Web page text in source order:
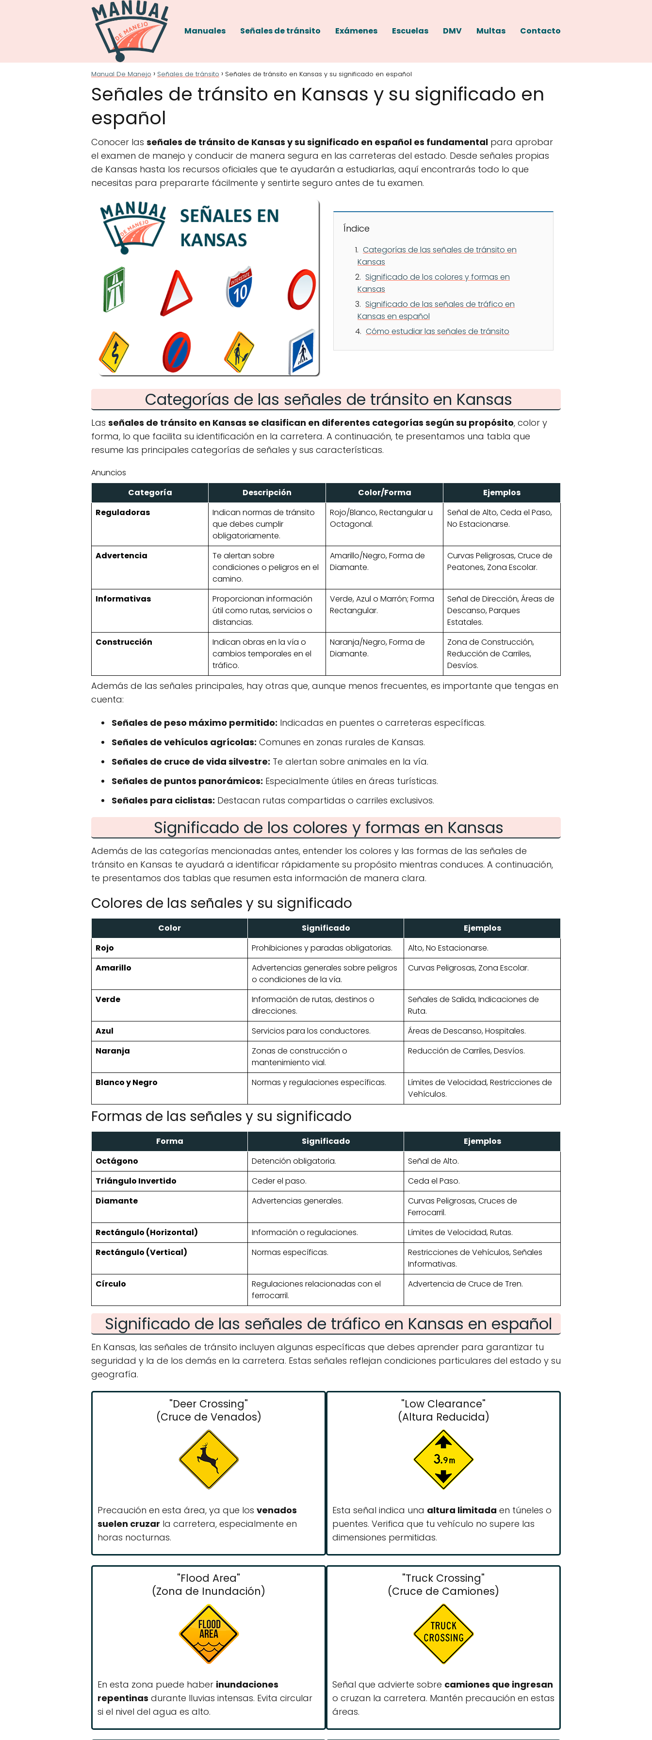
Manuales Señales de tránsito Exámenes Escuelas DMV Multas Contacto
Manual De Manejo Señales de tránsito Señales de tránsito en Kansas y su significado en español
Señales de tránsito en Kansas y su significado en
español
Conocer las señales de tránsito de Kansas y su significado en español es fundamental para aprobar
el examen de manejo y conducir de manera segura en las carreteras del estado. Desde señales propias
de Kansas hasta los recursos oficiales que te ayudarán a estudiarlas, aquí encontrarás todo lo que
necesitas para prepararte fácilmente y sentirte seguro antes de tu examen.
Índice
Categorías de las señales de tránsito en
Kansas
Significado de los colores y formas en
Kansas
Significado de las señales de tráfico en
Kansas en español
Cómo estudiar las señales de tránsito
Categorías de las señales de tránsito en Kansas
Las señales de tránsito en Kansas se clasifican en diferentes categorías según su propósito, color y
forma, lo que facilita su identificación en la carretera. A continuación, te presentamos una tabla que
resume las principales categorías de señales y sus características.
Anuncios
Categoría
Descripción Color/Forma
Ejemplos
Reguladoras
Indican normas de tránsito
que debes cumplir
obligatoriamente.
Rojo/Blanco, Rectangular u
Octagonal.
Señal de Alto, Ceda el Paso,
No Estacionarse.
Advertencia
Te alertan sobre
condiciones o peligros en el
camino.
Amarillo/Negro, Forma de
Diamante.
Curvas Peligrosas, Cruce de
Peatones, Zona Escolar.
Informativas
Proporcionan información
útil como rutas, servicios o
distancias.
Verde, Azul o Marrón; Forma
Rectangular.
Señal de Dirección, Áreas de
Descanso, Parques
Estatales.
Construcción
Indican obras en la vía o
cambios temporales en el
tráfico.
Naranja/Negro, Forma de
Diamante.
Zona de Construcción,
Reducción de Carriles,
Desvíos.
Además de las señales principales, hay otras que, aunque menos frecuentes, es importante que tengas en
cuenta:
Señales de peso máximo permitido: Indicadas en puentes o carreteras específicas.
Señales de vehículos agrícolas: Comunes en zonas rurales de Kansas.
Señales de cruce de vida silvestre: Te alertan sobre animales en la vía.
Señales de puntos panorámicos: Especialmente útiles en áreas turísticas.
Señales para ciclistas: Destacan rutas compartidas o carriles exclusivos.
Significado de los colores y formas en Kansas
Además de las categorías mencionadas antes, entender los colores y las formas de las señales de
tránsito en Kansas te ayudará a identificar rápidamente su propósito mientras conduces. A continuación,
te presentamos dos tablas que resumen esta información de manera clara.
Colores de las señales y su significado
Color Significado
Ejemplos
Rojo
Prohibiciones y paradas obligatorias.
Alto, No Estacionarse.
Amarillo
Advertencias generales sobre peligros
o condiciones de la vía.
Curvas Peligrosas, Zona Escolar.
Verde
Información de rutas, destinos o
direcciones.
Señales de Salida, Indicaciones de
Ruta.
Azul
Servicios para los conductores.
Áreas de Descanso, Hospitales.
Naranja
Zonas de construcción o
mantenimiento vial.
Reducción de Carriles, Desvíos.
Blanco y Negro Normas y regulaciones específicas.
Límites de Velocidad, Restricciones de
Vehículos.
Formas de las señales y su significado
Forma Significado
Ejemplos
Octágono
Detención obligatoria.
Señal de Alto.
Triángulo Invertido
Ceder el paso.
Ceda el Paso.
Diamante
Advertencias generales.
Curvas Peligrosas, Cruces de
Ferrocarril.
Rectángulo (Horizontal)
Información o regulaciones.
Límites de Velocidad, Rutas.
Rectángulo (Vertical)
Normas específicas.
Restricciones de Vehículos, Señales
Informativas.
Círculo
Regulaciones relacionadas con el
ferrocarril.
Advertencia de Cruce de Tren.
Significado de las señales de tráfico en Kansas en español
En Kansas, las señales de tránsito incluyen algunas específicas que debes aprender para garantizar tu
seguridad y la de los demás en la carretera. Estas señales reflejan condiciones particulares del estado y su
geografía.
"Deer Crossing"
(Cruce de Venados)
Precaución en esta área, ya que los venados
suelen cruzar la carretera, especialmente en
horas nocturnas.
"Low Clearance"
(Altura Reducida)
Esta señal indica una altura limitada en túneles o
puentes. Verifica que tu vehículo no supere las
dimensiones permitidas.
"Flood Area"
(Zona de Inundación)
En esta zona puede haber inundaciones
repentinas durante lluvias intensas. Evita circular
si el nivel del agua es alto.
"Truck Crossing"
(Cruce de Camiones)
Señal que advierte sobre camiones que ingresan
o cruzan la carretera. Mantén precaución en estas
áreas.